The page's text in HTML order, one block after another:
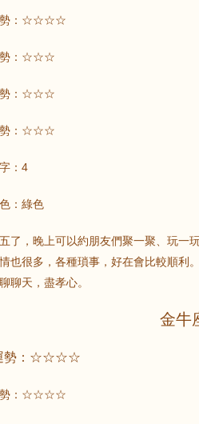
勢：☆☆☆☆
勢：☆☆☆
勢：☆☆☆
勢：☆☆☆
：4
：綠色
了，晚上可以約朋友們聚一聚、玩一
也很多，各種瑣事，好在會比較順利
聊天，盡孝心。
金牛
勢：☆☆☆☆
勢：☆☆☆☆